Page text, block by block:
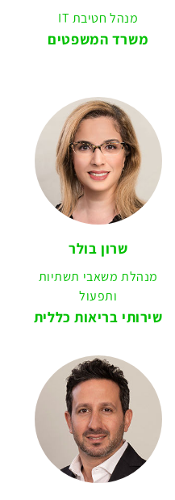
מנהל חטיבת IT
משרד המשפטים
שרון בולר
מנהלת משאבי תשתיות
ותפעול
שירותי בריאות כללית